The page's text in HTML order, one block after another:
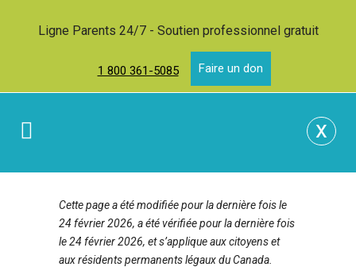
Ligne Parents 24/7 - Soutien professionnel gratuit
1 800 361-5085 Faire un don
x
Cette page a été modifiée pour la dernière fois le
24 février 2026, a été vérifiée pour la dernière fois
le 24 février 2026, et s’applique aux citoyens et
aux résidents permanents légaux du Canada.